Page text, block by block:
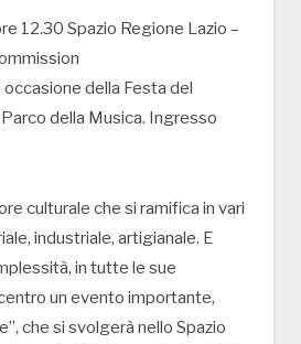
12.30 Spazio Regione Lazio –
della Festa del
della Musica. Ingresso
culturale che si ramifica in vari
industriale, artigianale. E
in tutte le sue
un evento importante,
che si svolgerà nello Spazio